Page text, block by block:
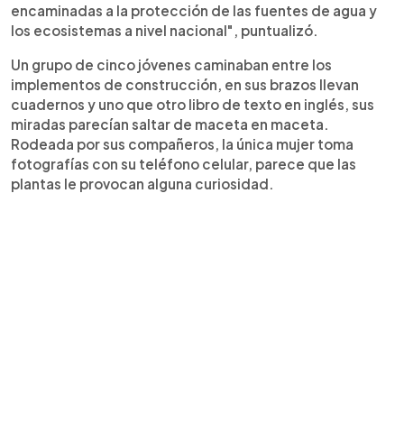
encaminadas a la protección de las fuentes de agua y
los ecosistemas a nivel nacional", puntualizó.
Un grupo de cinco jóvenes caminaban entre los
implementos de construcción, en sus brazos llevan
cuadernos y uno que otro libro de texto en inglés, sus
miradas parecían saltar de maceta en maceta.
Rodeada por sus compañeros, la única mujer toma
fotografías con su teléfono celular, parece que las
plantas le provocan alguna curiosidad.